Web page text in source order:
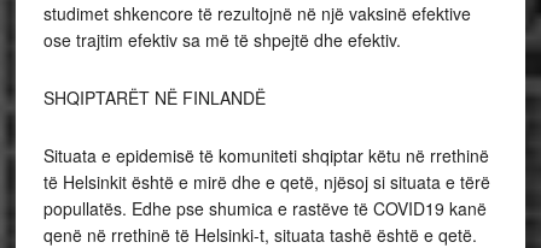
studimet shkencore të rezultojnë në një vaksinë efektive
ose trajtim efektiv sa më të shpejtë dhe efektiv.
SHQIPTARËT NË FINLANDË
Situata e epidemisë të komuniteti shqiptar këtu në rrethinë
të Helsinkit është e mirë dhe e qetë, njësoj si situata e tërë
popullatës. Edhe pse shumica e rastëve të COVID19 kanë
qenë në rrethinë të Helsinki-t, situata tashë është e qetë.